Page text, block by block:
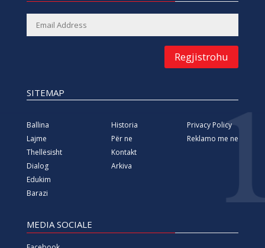
Regjistrohu
SITEMAP
Ballina
Lajme
Thellësisht
Dialog
Edukim
Barazi
Historia
Për ne
Kontakt
Arkiva
Privacy Policy
Reklamo me ne
MEDIA SOCIALE